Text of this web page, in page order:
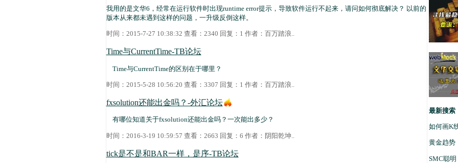
我用的是文华6，经常在运行软件时出现runtime error提示，导致软件运行不起来，请问如何彻底解决？ 以前的
版本从来都未遇到这样的问题，一升级反倒这样。
时间：2015-7-27 10:38:32 查看：2340 回复：1 作者： 百万踏浪..
Time与CurrentTime-TB论坛
Time与CurrentTime的区别在于哪里？
时间：2015-5-28 10:56:20 查看：3307 回复：1 作者： 百万踏浪
fxsolution还能出金吗？-外汇论坛
有哪位知道关于fxsolution还能出金吗？一次能出多少？
时间：2016-3-19 10:59:57 查看：2663 回复：6 作者： 阴阳乾坤
tick是不是和BAR一样，是序-TB论坛
最新搜索
如何画K
黄金趋势
SMC聪明